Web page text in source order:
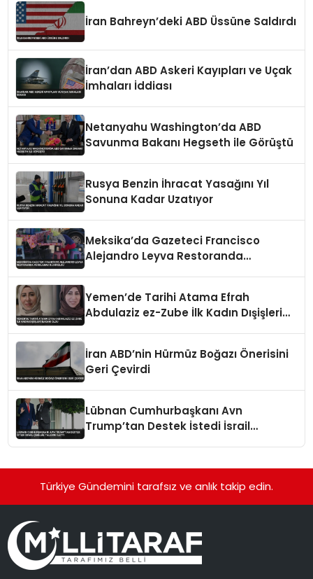
İran Bahreyn’deki ABD Üssüne Saldırdı
İran’dan ABD Askeri Kayıpları ve Uçak
İmhaları İddiası
Netanyahu Washington’da ABD
Savunma Bakanı Hegseth ile Görüştü
Rusya Benzin İhracat Yasağını Yıl
Sonuna Kadar Uzatıyor
Meksika’da Gazeteci Francisco
Alejandro Leyva Restoranda
Yemen’de Tarihi Atama Efrah
Abdulaziz ez-Zube İlk Kadın Dışişleri
İran ABD’nin Hürmüz Boğazı Önerisini
Geri Çevirdi
Lübnan Cumhurbaşkanı Avn
Trump’tan Destek İstedi İsrail
Türkiye Gündemini tarafsız ve anlık takip edin.